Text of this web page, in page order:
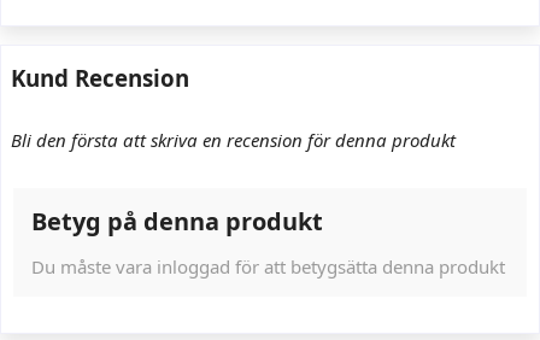
Kund Recension
Bli den första att skriva en recension för denna produkt
Betyg på denna produkt
Du måste vara inloggad för att betygsätta denna produkt